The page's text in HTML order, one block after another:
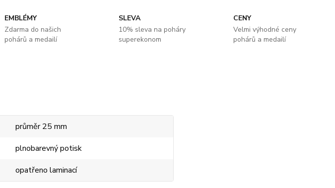
EMBLÉMY
Zdarma do našich
pohárů a medailí
SLEVA
10% sleva na poháry
superekonom
CENY
Velmi výhodné ceny
pohárů a medailí
průměr 25 mm
plnobarevný potisk
opatřeno laminací